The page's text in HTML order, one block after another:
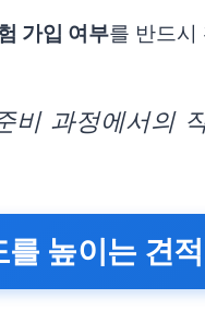
가입 여부를 반드시
비 과정에서의
높이는 견